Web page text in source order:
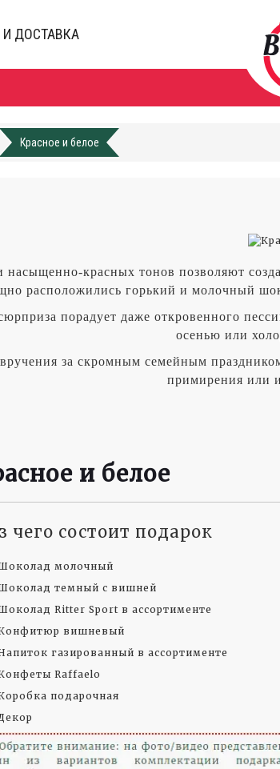
И ДОСТАВКА
Красное и белое
и белое
чего состоит подарок
молочный
темный с вишней
Ritter Sport в ассортименте
вишневый
газированный в ассортименте
Raffaelo
подарочная
красных тонов позволяют
расположились горький и молочный
порадует даже откровенного
осенью или
за скромным семейным
примирения или